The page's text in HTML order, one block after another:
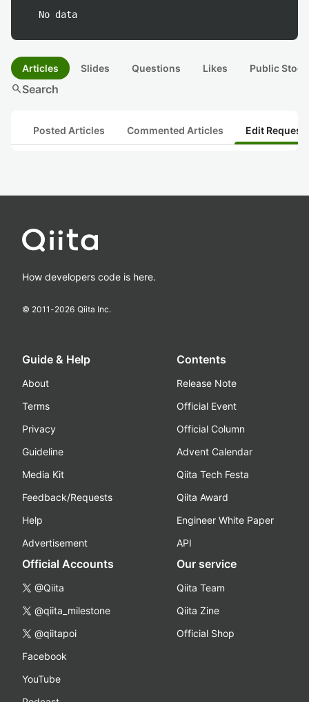
No data
Articles Slides Questions Likes Public
searchSearch
Posted Articles Commented Articles Edit
How developers code is here.
© 2011-2026 Qiita Inc.
Guide & Help
About
Terms
Privacy
Guideline
Media Kit
Feedback/Requests
Help
Advertisement
Contents
Release Note
Official Event
Official Column
Advent Calendar
Qiita Tech Festa
Qiita Award
Engineer White Paper
API
Official Accounts
@Qiita
@qiita_milestone
@qiitapoi
Facebook
YouTube
Our service
Qiita Team
Qiita Zine
Official Shop